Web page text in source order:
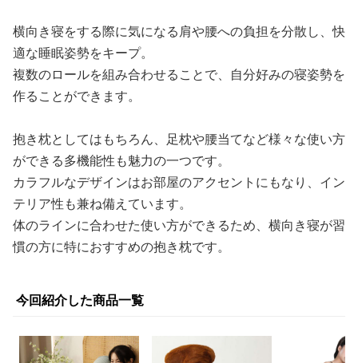
横向き寝をする際に気になる肩や腰への負担を分散し、快
適な睡眠姿勢をキープ。
複数のロールを組み合わせることで、自分好みの寝姿勢を
作ることができます。
抱き枕としてはもちろん、足枕や腰当てなど様々な使い方
ができる多機能性も魅力の一つです。
カラフルなデザインはお部屋のアクセントにもなり、イン
テリア性も兼ね備えています。
体のラインに合わせた使い方ができるため、横向き寝が習
慣の方に特におすすめの抱き枕です。
今回紹介した商品一覧